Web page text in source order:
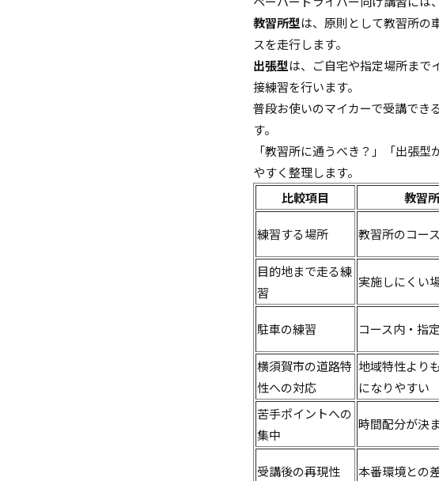
教習所型は、原則として教習所の
スを走行します。
出張型は、ご自宅や指定場所まで
接練習を行います。
普段お使いのマイカーで受講でき
す。
「教習所に通うべき？」「出張
やすく整理します。
比較項目
教習
練習する場所 教習所のコー
目的地まで走る練
習
実施しにくい
駐車の練習 コース内・指
横須賀市の道路特
性への対応
地域特性より
になりやすい
苦手ポイントへの
集中
時間配分が決
受講後の再現性 本番環境との